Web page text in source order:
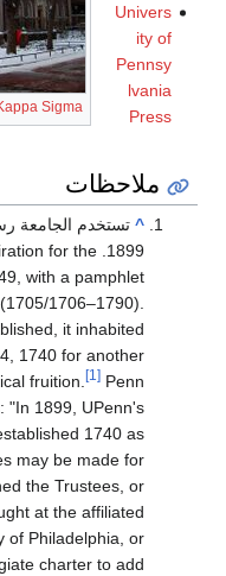
Sigma
Univers
ity of
Pennsy
lvania
Press
ملاحظات
^
for the
with a pamphlet
، (1705/
it inhabited
1740 for another
fruition.
[1] Penn
"In 1899, UPenn's
1740 as
may be made for
the Trustees, or
at the affiliated
of Philadelphia, or
charter to add